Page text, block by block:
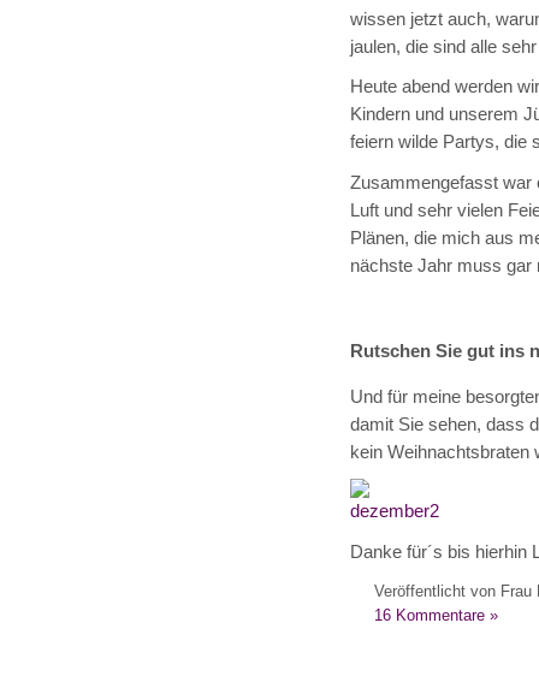
wissen jetzt auch,
jaulen, die sind alle
Heute abend werden
Kindern und unserem
feiern wilde Partys, die
Zusammengefasst war
Luft und sehr vielen
Plänen, die mich aus
nächste Jahr muss gar
Rutschen Sie gut ins
Und für meine
damit Sie sehen, dass
kein Weihnachtsbraten
Danke für´s bis hierhin
Veröffentlicht von Frau
16 Kommentare »